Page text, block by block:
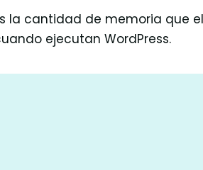
la cantidad de memoria que
ejecutan WordPress.